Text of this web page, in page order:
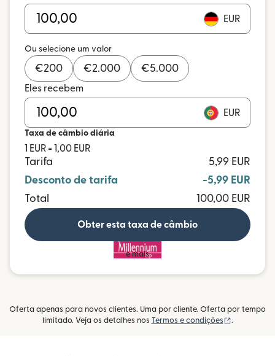
EUR
Ou selecione um valor
€200 €2.000 €5.000
Eles recebem
EUR
Taxa de câmbio diária
1 EUR = 1,00 EUR
Tarifa
5,99 EUR
Desconto de tarifa
-5,99 EUR
Total
100,00 EUR
Obter esta taxa de câmbio
e mais
Oferta apenas para novos clientes. Uma por cliente. Oferta por tempo
limitado. Veja os detalhes nos Termos e condições (abre em
.